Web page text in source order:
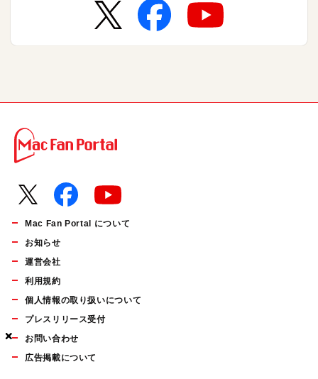
×
×
×
Mac Fan Portal について
お知らせ
運営会社
利用規約
個人情報の取り扱いについて
プレスリリース受付
お問い合わせ
広告掲載について